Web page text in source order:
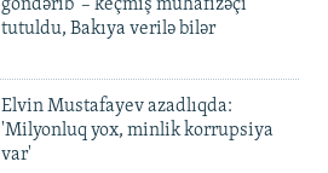
göndərib' – keçmiş mühafizəçi
tutuldu, Bakıya verilə bilər
Elvin Mustafayev azadlıqda:
'Milyonluq yox, minlik korrupsiya
var'